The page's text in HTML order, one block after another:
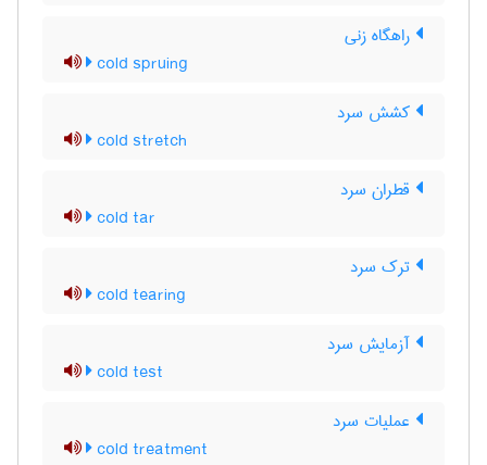
راهگاه زنی
cold spruing
کشش سرد
cold stretch
قطران سرد
cold tar
ترک سرد
cold tearing
آزمایش سرد
cold test
عملیات سرد
cold treatment